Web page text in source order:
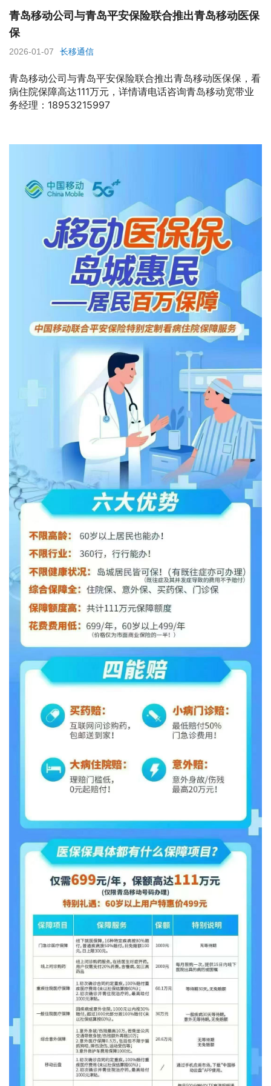
青岛移动公司与青岛平安保险联合推出青岛移动医保
保
2026-01-07 长移通信
青岛移动公司与青岛平安保险联合推出青岛移动医保保，看
病住院保障高达111万元，详情请电话咨询青岛移动宽带业
务经理：18953215997